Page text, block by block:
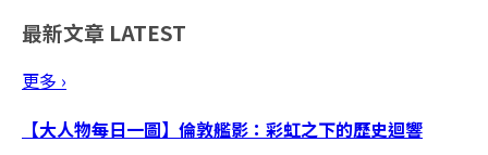
最新文章 LATEST
更多 ›
【大人物每日一圖】倫敦艦影：彩虹之下的歷史迴響